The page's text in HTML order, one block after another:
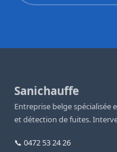
Sanichauffe
Entreprise belge
et détection de fuites.
📞 0472 53 24 26